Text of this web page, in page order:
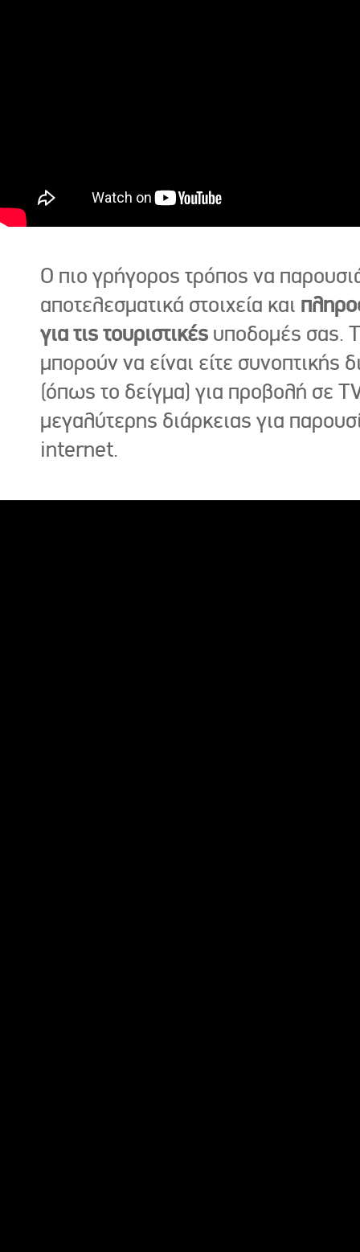
Ο πιο γρήγορος τρόπος να
αποτελεσματικά στοιχεία και
για τις τουριστικές υποδομές σας.
μπορούν να είναι είτε συνοπτικής
(όπως το δείγμα) για προβολή σε
μεγαλύτερης διάρκειας για
internet.